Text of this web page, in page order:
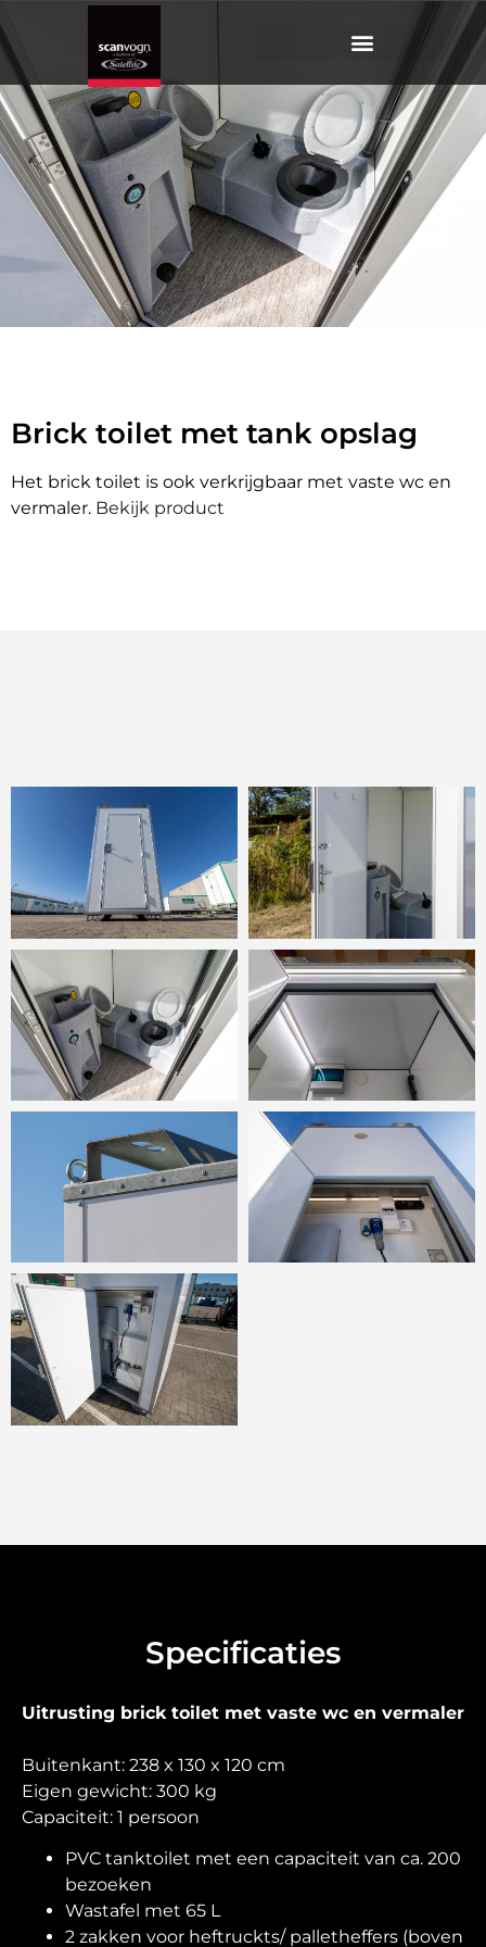
Brick toilet met tank opslag
Het brick toilet is ook verkrijgbaar met vaste wc en
vermaler. Bekijk product
Specificaties
Uitrusting brick toilet met vaste wc en vermaler
Buitenkant: 238 x 130 x 120 cm
Eigen gewicht: 300 kg
Capaciteit: 1 persoon
PVC tanktoilet met een capaciteit van ca. 200
bezoeken
Wastafel met 65 L
2 zakken voor heftruckts/ palletheffers (boven